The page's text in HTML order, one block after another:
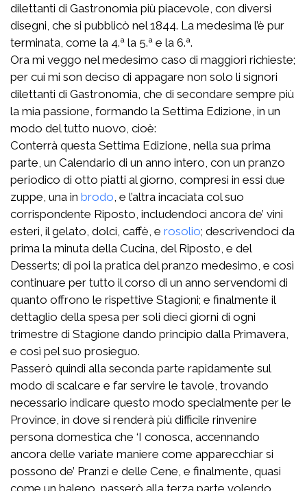
dilettanti di Gastronomia più piacevole, con diversi
disegni, che si pubblicò nel 1844. La medesima l’è pur
terminata, come la 4.ª la 5.ª e la 6.ª.
Ora mi veggo nel medesimo caso di maggiori richieste;
per cui mi son deciso di appagare non solo li signori
dilettanti di Gastronomia, che di secondare sempre più
la mia passione, formando la Settima Edizione, in un
modo del tutto nuovo, cioè:
Conterrà questa Settima Edizione, nella sua prima
parte, un Calendario di un anno intero, con un pranzo
periodico di otto piatti al giorno, compresi in essi due
zuppe, una in brodo , e l’altra incaciata col suo
corrispondente Riposto, includendoci ancora de’ vini
esteri, il gelato, dolci, caffè, e rosolio; descrivendoci da
prima la minuta della Cucina, del Riposto, e del
Desserts; di poi la pratica del pranzo medesimo, e così
continuare per tutto il corso di un anno servendomi di
quanto offrono le rispettive Stagioni; e finalmente il
dettaglio della spesa per soli dieci giorni di ogni
trimestre di Stagione dando principio dalla Primavera,
e così pel suo prosieguo.
Passerò quindi alla seconda parte rapidamente sul
modo di scalcare e far servire le tavole, trovando
necessario indicare questo modo specialmente per le
Province, in dove si renderà più difficile rinvenire
persona domestica che ‘I conosca, accennando
ancora delle variate maniere come apparecchiar si
possono de’ Pranzi e delle Cene, e finalmente, quasi
come un baleno, passerò alla terza parte volendo